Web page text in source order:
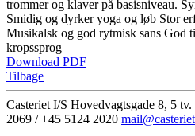
trommer og klaver på basisniveau.
Smidig og dyrker yoga og løb Stor
Musikalsk og god rytmisk sans God
kropssprog
Download PDF
Tilbage
Casteriet I/S Hovedvagtsgade 8, 5
2069 / +45 5124 2020